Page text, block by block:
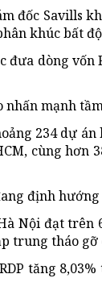
đốc Savills
khúc bất
đưa dòng
mạnh
234 dự
cùng hơn
định
Nội đạt trên
trung tháo
tăng